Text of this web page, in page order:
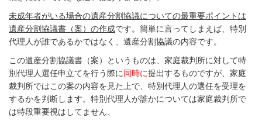
未成年者がいる場合の遺産分割協議についての最重要ポイントは
遺産分割協議書（案）の作成です。簡単に言ってしまえば、特別
代理人が誰であるかではなく、遺産分割協議の内容です。
この遺産分割協議書（案）というものは、家庭裁判所に対して特
別代理人選任申立てを行う際に同時に提出するものですが、家庭
裁判所ではこの案の内容を見た上で、特別代理人の選任を受理を
するかを判断します。特別代理人が誰かについては家庭裁判所で
は特段重要視はしてません、